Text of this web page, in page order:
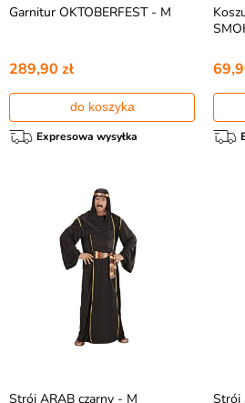
Garnitur OKTOBERFEST - M
289,90 zł
do koszyka
Expresowa wysyłka
Strój ARAB czarny - M Strój